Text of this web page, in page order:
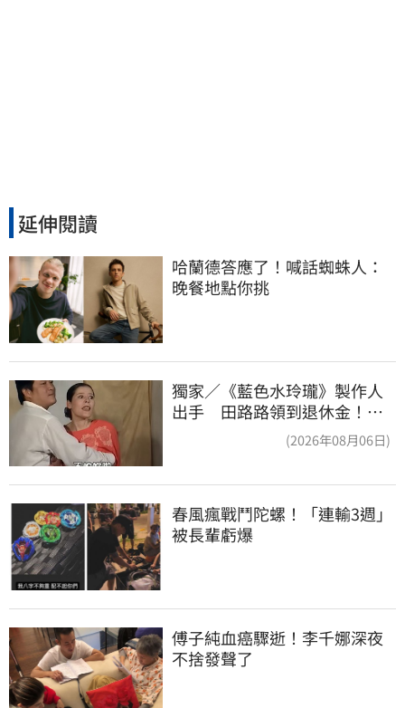
延伸閱讀
哈蘭德答應了！喊話蜘蛛人：
晚餐地點你挑
獨家／《藍色水玲瓏》製作人
出手 田路路領到退休金！隱
(2026年08月06日)
春風瘋戰鬥陀螺！「連輸3週」
被長輩虧爆
傅子純血癌驟逝！李千娜深夜
不捨發聲了